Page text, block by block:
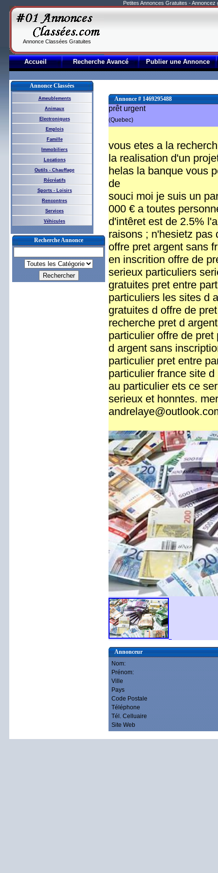
Petites Annonces Gratuites -
Annonce Classées Gratuites
Accueil Recherche Avancé Publier une Annonce
Annonce Classées
Ameublements
Animaux
Electroniques
Emplois
Famille
Immobiliers
Locations
Outils - Chauffage
Récréatifs
Sports - Loisirs
Rencontres
Services
Véhicules
Recherche Annonce
Annonce # 1469295488
prêt urgent
(Quebec)
vous etes a la
la realisation d'un
helas la banque vous
de
souci moi je suis un
000 € a toutes
d'intêret est de 2.5%
raisons ; n'hesietz pas
offre pret argent sans
en inscrition offre de
serieux particuliers
gratuites pret entre
particuliers les sites d
gratuites d offre de
recherche pret d
particulier offre de
d argent sans
particulier pret entre
particulier france site
au particulier ets ce
serieux et honntes.
Annonceur
Nom:
Prénom:
Ville
Pays
Code Postale
Téléphone
Tél. Celluaire
Site Web